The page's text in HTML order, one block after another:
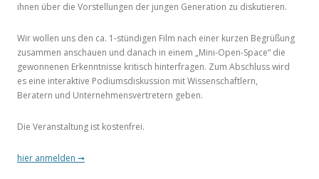
ihnen über die Vorstellungen der jungen Generation zu diskutieren.
Wir wollen uns den ca. 1-stündigen Film nach einer kurzen Begrüßung
zusammen anschauen und danach in einem „Mini-Open-Space“ die
gewonnenen Erkenntnisse kritisch hinterfragen. Zum Abschluss wird
es eine interaktive Podiumsdiskussion mit Wissenschaftlern,
Beratern und Unternehmensvertretern geben.
Die Veranstaltung ist kostenfrei.
hier anmelden ➞